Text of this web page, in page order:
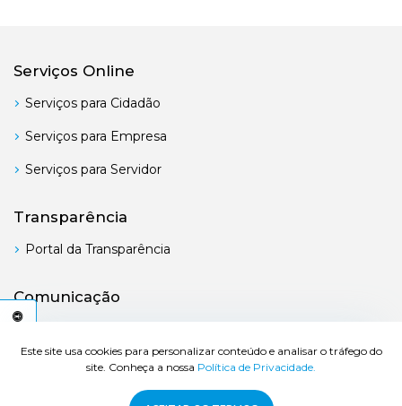
Este site usa cookies para personalizar conteúdo e analisar o tráfego do
site. Conheça a nossa Política de Privacidade.
A
Serviços Online
Serviços para Cidadão
Serviços para Empresa
Serviços para Servidor
Transparência
Portal da Transparência
Comunicação
© 2026 Prefeitura de Bertioga - Todos os direitos reservados.